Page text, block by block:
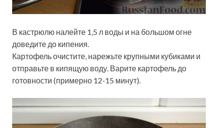
В кастрюлю налейте 1,5 л воды и на большом огне
доведите до кипения.
Картофель очистите, нарежьте крупными кубиками и
отправьте в кипящую воду. Варите картофель до
готовности (примерно 12-15 минут).